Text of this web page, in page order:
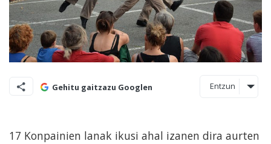
Gehitu gaitzazu Googlen Entzun
17 Konpainien lanak ikusi ahal izanen dira aurten